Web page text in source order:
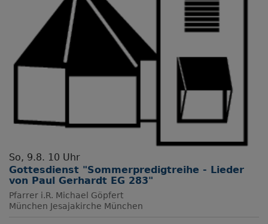
So, 9.8. 10 Uhr
Gottesdienst "Sommerpredigtreihe - Lieder
von Paul Gerhardt EG 283"
Pfarrer i.R. Michael Göpfert
München Jesajakirche München